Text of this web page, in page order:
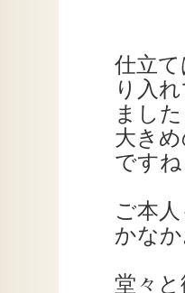
仕立
り入
まし
大き
です
ご本
かな
堂々